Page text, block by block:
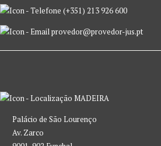
(+351) 213 926 600
provedor@provedor-jus.pt
MADEIRA
Palácio de São Lourenço
Av. Zarco